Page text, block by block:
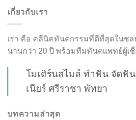
เกี่ยวกับเรา
เรา คือ คลีนิคทันตกรรมที่ดีที่สุดในชล
นานกว่า 20 ปี พร้อมทีมทันตแพทย์ผู้เ
โมเดิร์นสไมล์ ทำฟัน จัดฟัน
เนียร์ ศรีราชา พัทยา
บทความล่าสุด